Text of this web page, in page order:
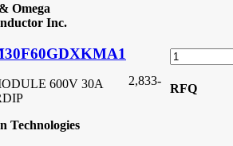
Omega
Inc.
600V 30A
Technologies
2,833-
RFQ